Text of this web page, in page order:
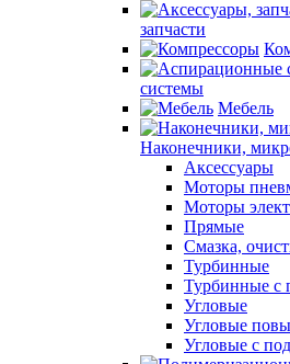
запчасти
системы
Мебель
Наконечники,
Аксессуары
Моторы
Моторы
Прямые
Смазка,
Турбинные
Турбинные с
Угловые
Угловые
Угловые с